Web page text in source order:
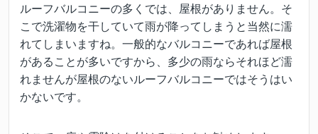
ルーフバルコニーの多くでは、屋根がありません。そ
こで洗濯物を干していて雨が降ってしまうと当然に濡
れてしまいますね。一般的なバルコニーであれば屋根
があることが多いですから、多少の雨ならそれほど濡
れませんが屋根のないルーフバルコニーではそうはい
かないです。